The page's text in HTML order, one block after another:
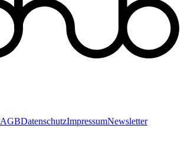
AGBDatenschutzImpressumNewsletter